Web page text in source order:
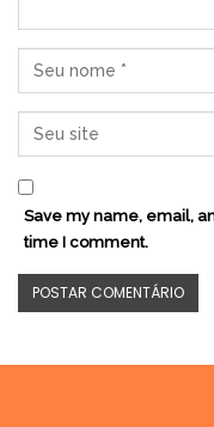
Save my name, email,
time I comment.